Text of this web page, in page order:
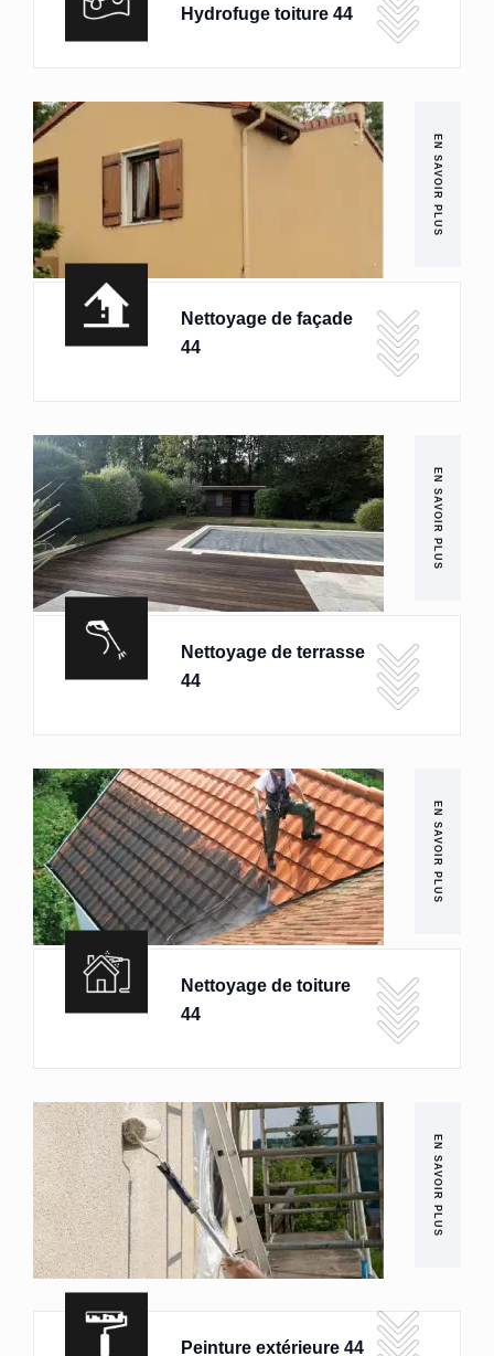
Hydrofuge toiture 44
EN SAVOIR PLUS
Nettoyage de façade
44
EN SAVOIR PLUS
Nettoyage de terrasse
44
EN SAVOIR PLUS
Nettoyage de toiture
44
EN SAVOIR PLUS
Peinture extérieure 44